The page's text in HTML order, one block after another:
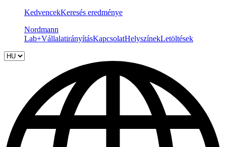
KedvencekKeresés eredménye
Nordmann
Lab+VállalatirányításKapcsolatHelyszínekLetöltések